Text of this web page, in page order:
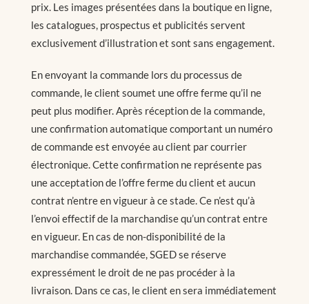
prix. Les images présentées dans la boutique en ligne,
les catalogues, prospectus et publicités servent
exclusivement d’illustration et sont sans engagement.
En envoyant la commande lors du processus de
commande, le client soumet une offre ferme qu’il ne
peut plus modifier. Après réception de la commande,
une confirmation automatique comportant un numéro
de commande est envoyée au client par courrier
électronique. Cette confirmation ne représente pas
une acceptation de l’offre ferme du client et aucun
contrat n’entre en vigueur à ce stade. Ce n’est qu’à
l’envoi effectif de la marchandise qu’un contrat entre
en vigueur. En cas de non-disponibilité de la
marchandise commandée, SGED se réserve
expressément le droit de ne pas procéder à la
livraison. Dans ce cas, le client en sera immédiatement